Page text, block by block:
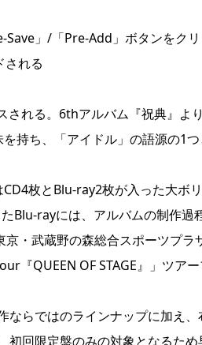
Save」/「Pre-Add」ボタンをク
される
される。6thアルバム『祝典』よ
持ち、「アイドル」の語源の1
枚とBlu-ray2枚が入った大ボ
Blu-rayには、アルバムの制作過
・武蔵野の森総合スポーツプラ
『QUEEN OF STAGE』」ツア
ならではのラインナップに加え、
初回限定盤のみの対象となるため